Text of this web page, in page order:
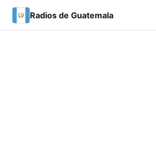
Radios de Guatemala